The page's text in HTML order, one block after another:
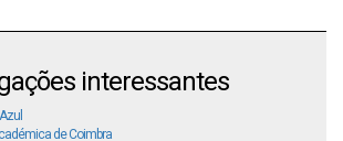
interessantes
de Coimbra